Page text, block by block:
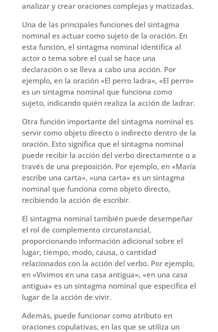
analizar y crear oraciones complejas y matizadas.
Una de las principales funciones del sintagma
nominal es actuar como sujeto de la oración. En
esta función, el sintagma nominal identifica al
actor o tema sobre el cual se hace una
declaración o se lleva a cabo una acción. Por
ejemplo, en la oración «El perro ladra», «El perro»
es un sintagma nominal que funciona como
sujeto, indicando quién realiza la acción de ladrar.
Otra función importante del sintagma nominal es
servir como objeto directo o indirecto dentro de la
oración. Esto significa que el sintagma nominal
puede recibir la acción del verbo directamente o a
través de una preposición. Por ejemplo, en «María
escribe una carta», «una carta» es un sintagma
nominal que funciona como objeto directo,
recibiendo la acción de escribir.
El sintagma nominal también puede desempeñar
el rol de complemento circunstancial,
proporcionando información adicional sobre el
lugar, tiempo, modo, causa, o cantidad
relacionados con la acción del verbo. Por ejemplo,
en «Vivimos en una casa antigua», «en una casa
antigua» es un sintagma nominal que especifica el
lugar de la acción de vivir.
Además, puede funcionar como atributo en
oraciones copulativas, en las que se utiliza un